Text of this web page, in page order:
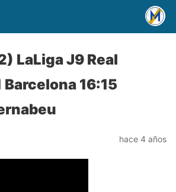
LaLiga J9 Real
Barcelona 16:15
hace 4 años